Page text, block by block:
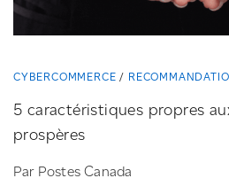
CYBERCOMMERCE
5 caractéristiques propres
prospères
Par Postes Canada